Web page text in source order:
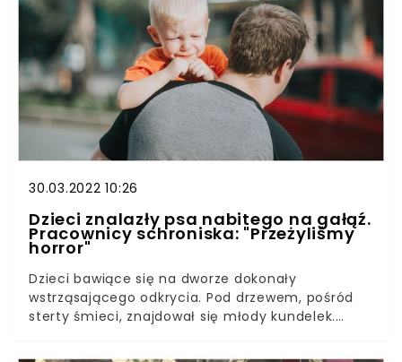
poddają i wciąż walczą w obronie swojej ojczyzny,
a tymczasem do Polski przedostają się kolejni
uchodźcy, zarówno ludzie, jak i zwierzęta, którzy
na własnej skórze doświadczyli barbarzyństwa
rosyjskich żołnierzy.
30.03.2022 10:26
Dzieci znalazły psa nabitego na gałąź.
Pracownicy schroniska: "Przeżyliśmy
horror"
Dzieci bawiące się na dworze dokonały
wstrząsającego odkrycia. Pod drzewem, pośród
sterty śmieci, znajdował się młody kundelek.